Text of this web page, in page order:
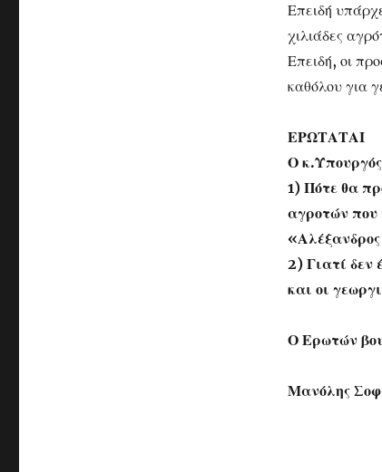
Επειδή
χιλιάδες
Επειδή, οι
καθόλου για
ΕΡΩΤΑΤΑΙ
Ο κ.Υπουργός
1) Πότε θα
αγροτών που
2) Γιατί δεν
και οι
Ο Ερωτών
Μανόλης